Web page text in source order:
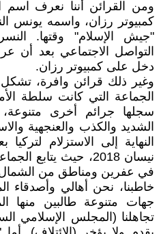
ومن القرائن أننا نعرف
كمبيوتر رزان، واسمه يونس
"جيش الإسلام" وقتها.
التواصل الاجتماعي بعد أن
دخل على كمبيوتر رزان.
وغير ذلك قرائن وافرة، تشكل
الجماعة التي كانت سلطة
سجلها جرائم أخرى
الشديد والكذب والعنجهية
النهاية إلى الاستزلام
نيسان 2018، حيث
في عفرين ومناطق من
خاطبنا، نحن أهالي وأصدقاء
جهات متنوعة طالبين منها
تجاهلنا (المجلس الإسلامي